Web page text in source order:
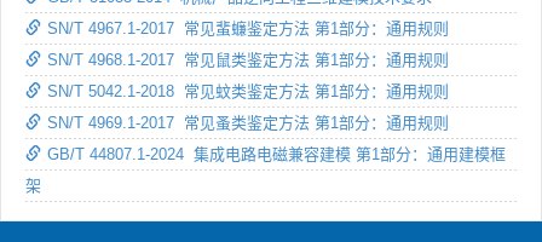
SN/T 4967.1-2017 常见蜚蠊鉴定方法 第1部分：通用规则
SN/T 4968.1-2017 常见鼠类鉴定方法 第1部分：通用规则
SN/T 5042.1-2018 常见蚊类鉴定方法 第1部分：通用规则
SN/T 4969.1-2017 常见蚤类鉴定方法 第1部分：通用规则
GB/T 44807.1-2024 集成电路电磁兼容建模 第1部分：通用建模框
架